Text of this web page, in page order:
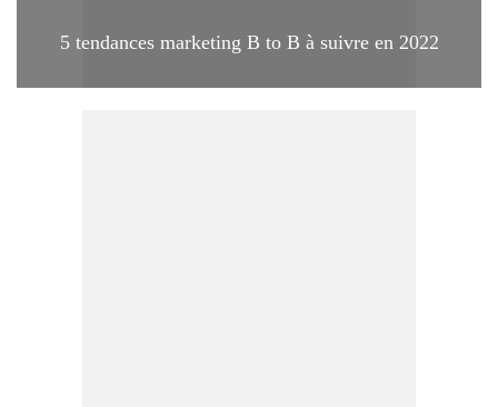
5 tendances marketing B to B à suivre en 2022